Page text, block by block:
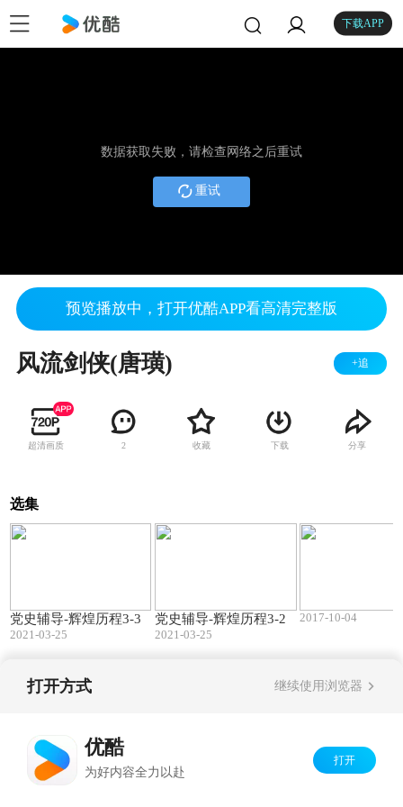
下载APP
数据获取失败，请检查网络之后重试
重试
预览播放中，打开优酷APP看高清完整版
风流剑侠(唐璜) +追
超清画质 2 收藏 下载 分享
选集
党史辅导-辉煌历程3-3
2021-03-25
党史辅导-辉煌历程3-2
2021-03-25
2017-10-04
打开方式 继续使用浏览器
优酷
为好内容全力以赴
打开